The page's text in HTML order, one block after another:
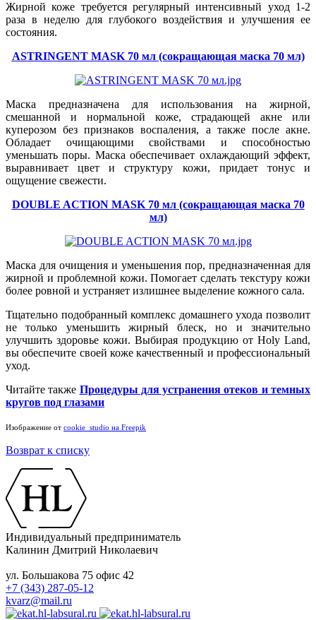
Жирной коже требуется регулярный интенсивный уход 1-2
раза в неделю для глубокого воздействия и улучшения ее
состояния.
ASTRINGENT MASK 70 мл (сокращающая маска 70 мл)
Маска предназначена для использования на жирной,
смешанной и нормальной коже, страдающей акне или
куперозом без признаков воспаления, а также после акне.
Обладает очищающими свойствами и способностью
уменьшать поры. Маска обеспечивает охлаждающий эффект,
выравнивает цвет и структуру кожи, придает тонус и
ощущение свежести.
DOUBLE ACTION MASK 70 мл (сокращающая маска 70
мл)
Маска для очищения и уменьшения пор, предназначенная для
жирной и проблемной кожи. Помогает сделать текстуру кожи
более ровной и устраняет излишнее выделение кожного сала.
Тщательно подобранный комплекс домашнего ухода позволит
не только уменьшить жирный блеск, но и значительно
улучшить здоровье кожи. Выбирая продукцию от Holy Land,
вы обеспечите своей коже качественный и профессиональный
уход.
Читайте также Процедуры для устранения отеков и темных
кругов под глазами
Изображение от cookie_studio на Freepik
Возврат к списку
Индивидуальный предприниматель
Калинин Дмитрий Николаевич
ул. Большакова 75 офис 42
+7 (343) 287-05-12
kvarz@mail.ru